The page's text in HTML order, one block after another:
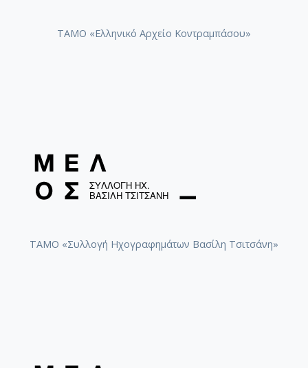
ΤΑΜΟ «Ελληνικό Αρχείο Κοντραμπάσου»
ΤΑΜΟ «Συλλογή Ηχογραφημάτων Βασίλη Τσιτσάνη»